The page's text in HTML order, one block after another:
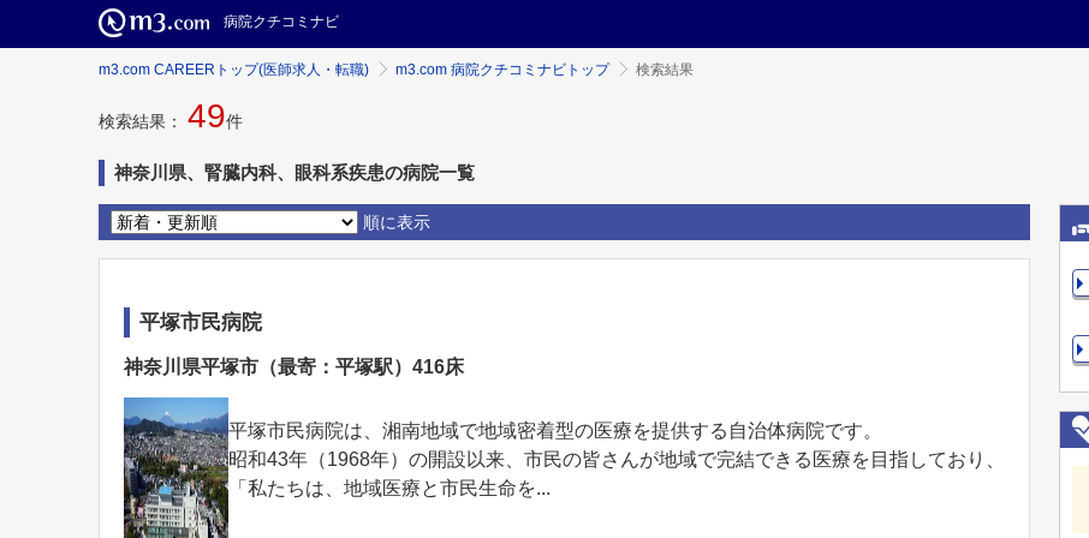
病院クチコミナビ
m3.com CAREERトップ(医師求人・転職) m3.com 病院クチコミナビトップ 検索結果
検索結果： 49件
神奈川県、腎臓内科、眼科系疾患の病院一覧
順に表示
平塚市民病院
神奈川県平塚市（最寄：平塚駅）416床
平塚市民病院は、湘南地域で地域密着型の医療を提供する自治体病院です。
昭和43年（1968年）の開設以来、市民の皆さんが地域で完結できる医療を目指しており、
「私たちは、地域医療と市民生命を...